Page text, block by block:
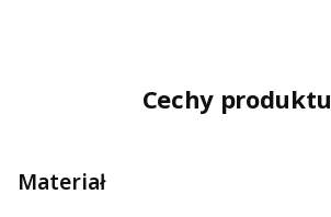
Cechy produktu
Materiał